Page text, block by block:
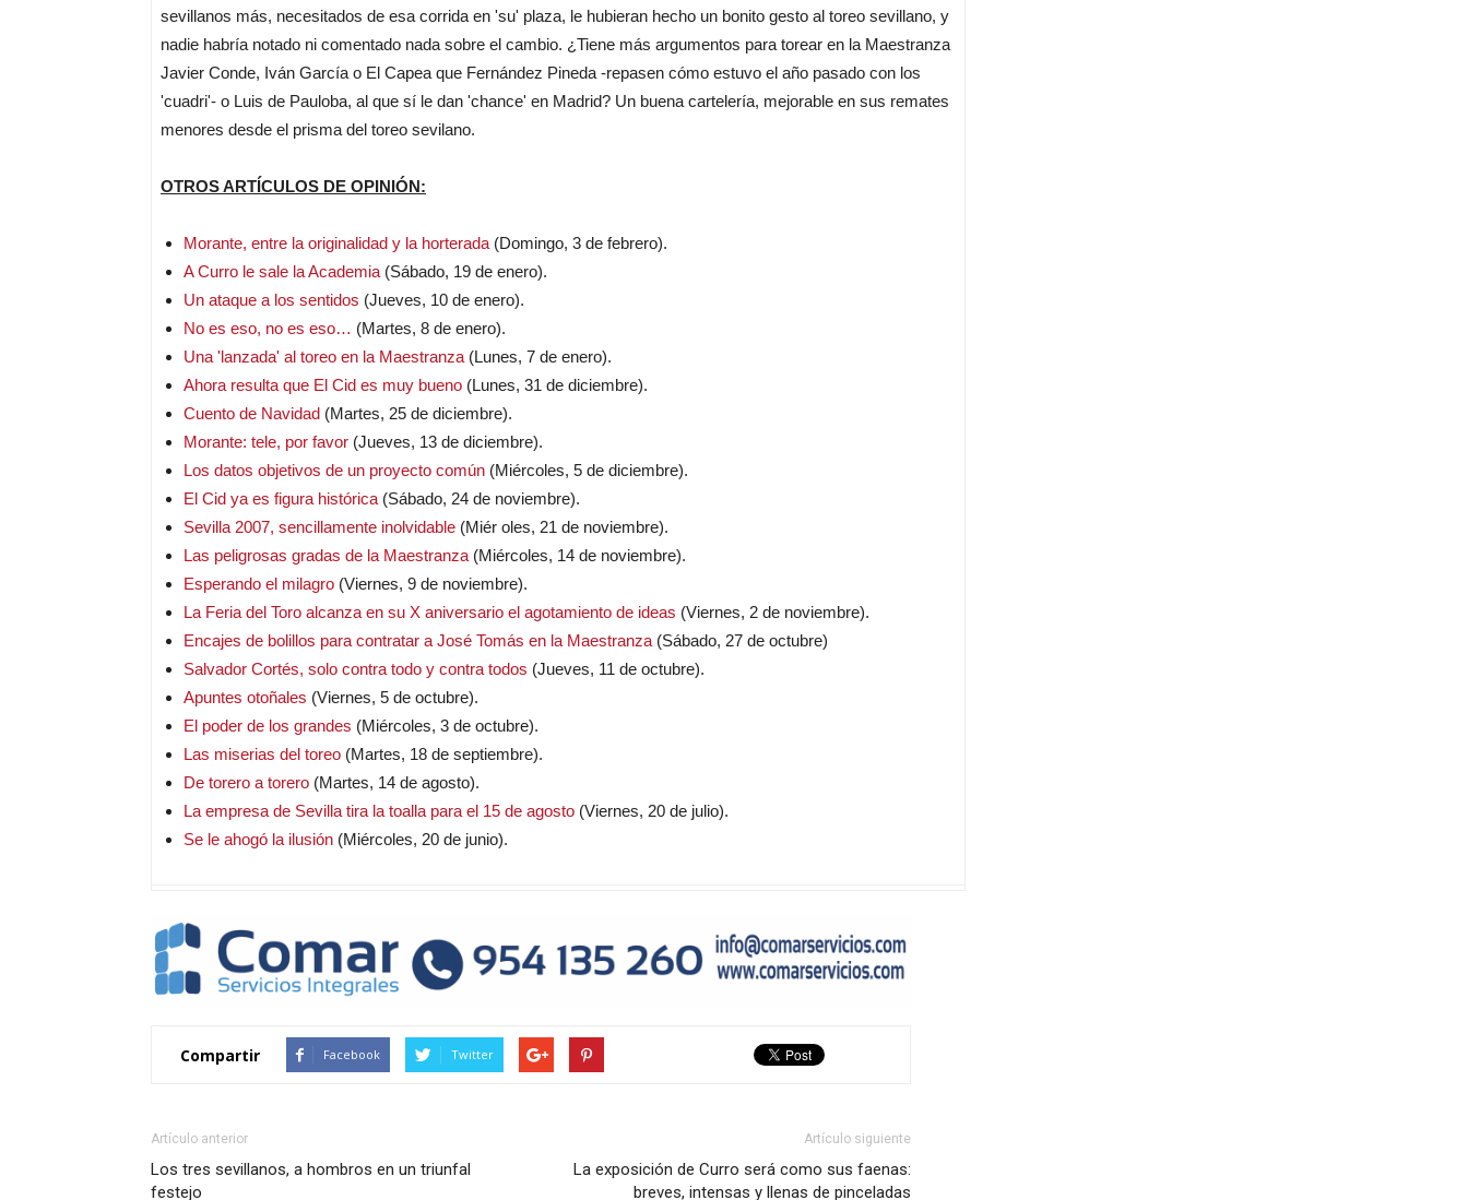
sevillanos más, necesitados de esa corrida en 'su' plaza, le hubieran hecho un bonito gesto al toreo sevillano, y
nadie habría notado ni comentado nada sobre el cambio. ¿Tiene más argumentos para torear en la Maestranza
Javier Conde, Iván García o El Capea que Fernández Pineda -repasen cómo estuvo el año pasado con los
'cuadri'- o Luis de Pauloba, al que sí le dan 'chance' en Madrid? Un buena cartelería, mejorable en sus remates
menores desde el prisma del toreo sevilano.
OTROS ARTÍCULOS DE OPINIÓN:
Morante, entre la originalidad y la horterada (Domingo, 3 de febrero).
A Curro le sale la Academia (Sábado, 19 de enero).
Un ataque a los sentidos (Jueves, 10 de enero).
No es eso, no es eso… (Martes, 8 de enero).
Una 'lanzada' al toreo en la Maestranza (Lunes, 7 de enero).
Ahora resulta que El Cid es muy bueno (Lunes, 31 de diciembre).
Cuento de Navidad (Martes, 25 de diciembre).
Morante: tele, por favor (Jueves, 13 de diciembre).
Los datos objetivos de un proyecto común (Miércoles, 5 de diciembre).
El Cid ya es figura histórica (Sábado, 24 de noviembre).
Sevilla 2007, sencillamente inolvidable (Miér oles, 21 de noviembre).
Las peligrosas gradas de la Maestranza (Miércoles, 14 de noviembre).
Esperando el milagro (Viernes, 9 de noviembre).
La Feria del Toro alcanza en su X aniversario el agotamiento de ideas (Viernes, 2 de noviembre).
Encajes de bolillos para contratar a José Tomás en la Maestranza (Sábado, 27 de octubre)
Salvador Cortés, solo contra todo y contra todos (Jueves, 11 de octubre).
Apuntes otoñales (Viernes, 5 de octubre).
El poder de los grandes (Miércoles, 3 de octubre).
Las miserias del toreo (Martes, 18 de septiembre).
De torero a torero (Martes, 14 de agosto).
La empresa de Sevilla tira la toalla para el 15 de agosto (Viernes, 20 de julio).
Se le ahogó la ilusión (Miércoles, 20 de junio).
Compartir Facebook Twitter
Artículo anterior
Los tres sevillanos, a hombros en un triunfal
festejo
Artículo siguiente
La exposición de Curro será como sus faenas:
breves, intensas y llenas de pinceladas